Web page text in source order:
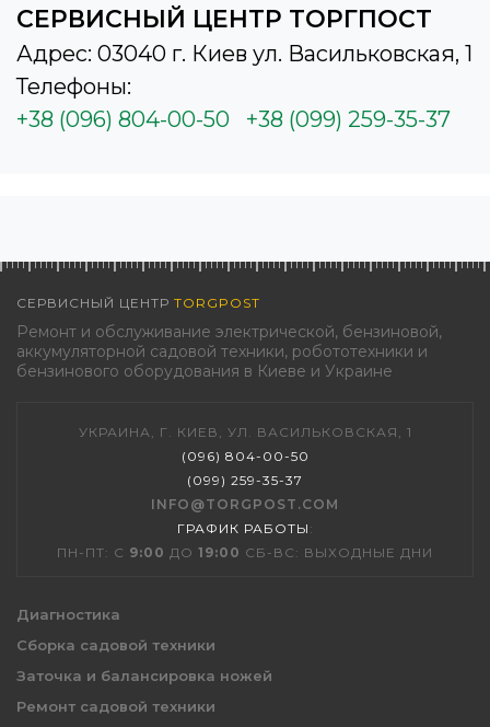
СЕРВИСНЫЙ ЦЕНТР ТОРГПОСТ
Адрес: 03040 г. Киев ул. Васильковская, 1
Телефоны:
+38 (096) 804-00-50
+38 (099) 259-35-37
СЕРВИСНЫЙ ЦЕНТР TORGPOST
Ремонт и обслуживание электрической, бензиновой,
аккумуляторной садовой техники, робототехники и
бензинового оборудования в Киеве и Украине
УКРАИНА, Г. КИЕВ, УЛ. ВАСИЛЬКОВСКАЯ, 1
(096) 804-00-50
(099) 259-35-37
INFO@TORGPOST.COM
ГРАФИК РАБОТЫ :
ПН-ПТ: С 9:00 ДО 19:00 СБ-ВС: ВЫХОДНЫЕ ДНИ
Диагностика
Сборка садовой техники
Заточка и балансировка ножей
Ремонт садовой техники